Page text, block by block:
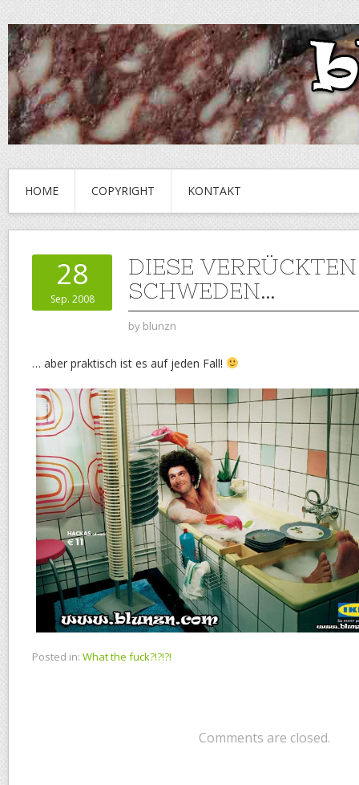
HOME COPYRIGHT KONTAKT
28
Sep. 2008
DIESE VERRÜCKTEN
SCHWEDEN…
by blunzn
… aber praktisch ist es auf jeden Fall!
Posted in: What the fuck?!?!?!
Comments are closed.